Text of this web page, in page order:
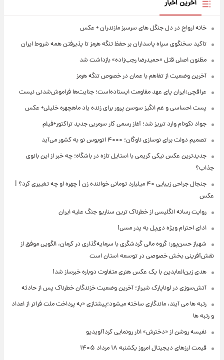
آخرین اخبار
خانه ارواح در دل جنگل های سرسبز مازندران + عکس
تاکید سخنگوی سپاه پاسداران بر حفظ تنگه هرمز تا پذیرفتن همه شروط ایران
مظنون اصلی قتل «حمیدرضا رجب‌زاده» بازداشت شد
آخرین وضعیت از تفاهم با عمان در خصوص تنگه هرمز
عراقچی:ایران پای عهد مقاومت ایستاده‌است؛ جنایت‌ها فراموش‌شدنی نیست
پست احساسی و غم انگیز سوسن پرور برای زنده یاد ماهچهره خلیلی+ عکس
جواد نکونام وارد تبریز شد؛ آغاز رسمی کار سرمربی جدید تراکتور+فیلم
تصمیم دولت برای نوسازی ناوگان؛ ۴۰۰۰ اتوبوس نو به کشور می‌آید
جدیدترین عکس نیکی کریمی با استایل تازه در باشگاه؛ چه خبر از این بانوی
جذاب؟
جنجال جراحی زیبایی ۴۰ میلیارد تومانی خواننده زن | چهره او چه تغییری کرد؟ |
عکس
روایت رسانه انگلیسی از خطرناک ترین سناریو جنگ علیه ایران
ادای احترام ویژه دی‌پل به پدر مسی!
شهباز حسن‌پور: گروه مالی گردشگری با سرمایه‌گذاری در کرمان، الگویی موفق از
نقش‌آفرینی بخش خصوصی در توسعه استان است
هدی زین‌العابدین با یک عکس هنری متفاوت دوباره خبرساز شد!
آتش‌سوزی در لوناپارک شیراز؛ آخرین وضعیت خزندگان خطرناک پس از حادثه
رتبه ها می آیند، ماندگاری ساخته میشود؛پیشتازی «به پرداخت ملت فراتر از اعداد
و رتبه ها
نفیسه روشن از «دخترش» انار رونمایی کرد!/ویدیو
قیمت ارزهای دیجیتال امروز یکشنبه ۱۸ مرداد ۱۴۰۵